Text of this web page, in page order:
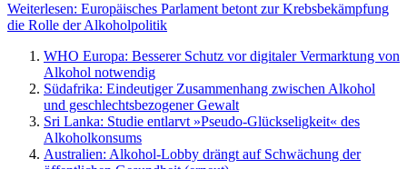
Weiterlesen: Europäisches Parlament betont zur Krebsbekämpfung
die Rolle der Alkoholpolitik
WHO Europa: Besserer Schutz vor digitaler Vermarktung von
Alkohol notwendig
Südafrika: Eindeutiger Zusammenhang zwischen Alkohol
und geschlechtsbezogener Gewalt
Sri Lanka: Studie entlarvt »Pseudo-Glückseligkeit« des
Alkoholkonsums
Australien: Alkohol-Lobby drängt auf Schwächung der